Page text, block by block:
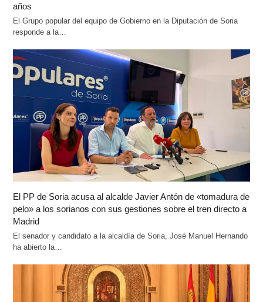
años
El Grupo popular del equipo de Gobierno en la Diputación de Soria
responde a la…
El PP de Soria acusa al alcalde Javier Antón de «tomadura de
pelo» a los sorianos con sus gestiones sobre el tren directo a
Madrid
El senador y candidato a la alcaldía de Soria, José Manuel Hernando
ha abierto la…